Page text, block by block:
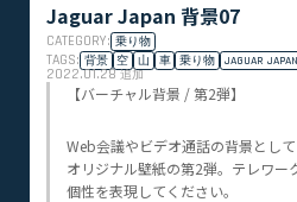
Jaguar Japan 背景07
CATEGORY: 乗り物
TAGS: 背景 空 山 車 乗り物 JAGUAR JAPAN
2022.01.28追加
【バーチャル背景 / 第2弾】
Web会議やビデオ通話の背景とし
オリジナル壁紙の第2弾。テレワー
個性を表現してください。